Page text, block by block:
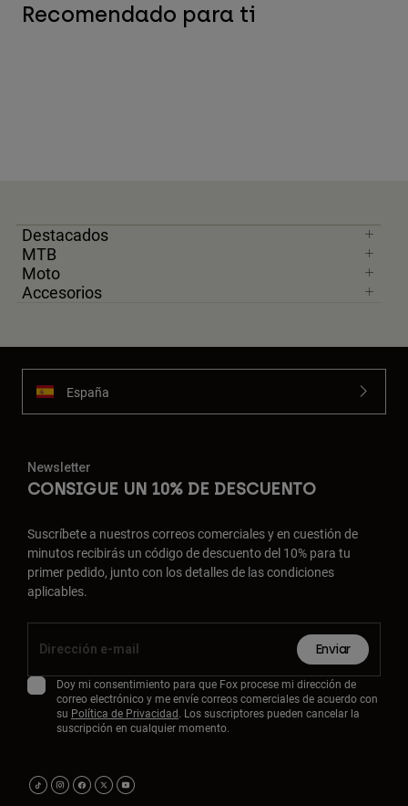
Recomendado para ti
Destacados
MTB
Moto
Accesorios
España
Newsletter
CONSIGUE UN 10% DE DESCUENTO
Suscríbete a nuestros correos comerciales y en cuestión de
minutos recibirás un código de descuento del 10% para tu
primer pedido, junto con los detalles de las condiciones
aplicables.
Enviar
Doy mi consentimiento para que Fox procese mi dirección de
correo electrónico y me envíe correos comerciales de acuerdo con
su Política de Privacidad. Los suscriptores pueden cancelar la
suscripción en cualquier momento.